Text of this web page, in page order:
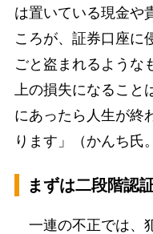
は置いている現金や
ころが、証券口座に
ごと盗まれるような
上の損失になるこ
にあったら人生が終
ります」（かんち氏
まずは二段階認
一連の不正では、